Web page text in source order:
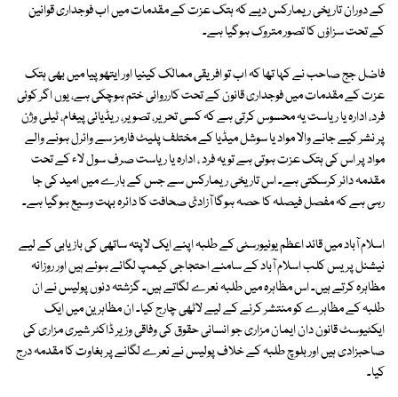
کے دوران تاریخی ریمارکس دیے کہ ہتک عزت کے مقدمات میں اب فوجداری قوانین
کے تحت سزاؤں کا تصور متروک ہوگیا ہے۔
فاضل جج صاحب نے کہا تھا کہ اب تو افریقی ممالک کینیا اور ایتھوپیا میں بھی ہتک
عزت کے مقدمات میں فوجداری قانون کے تحت کارروائی ختم ہوچکی ہے، یوں اگر کوئی
فرد، ادارہ یا ریاست یہ محسوس کرتی ہے کہ کسی تحریر، تصویر، ریڈیائی پیغام، ٹیلی وژن
پر نشر کیے جانے والا مواد یا سوشل میڈیا کے مختلف پلیٹ فارمز سے وائرل ہونے والے
مواد پر اس کی ہتک عزت ہوتی ہے تو یہ فرد ، ادارہ یا ریاست صرف سول لاء کے تحت
مقدمہ دائر کرسکتی ہے۔ اس تاریخی ریمارکس سے جس کے بارے میں امید کی جا
رہی ہے کہ مفصل فیصلہ کا حصہ ہوگا آزادئ صحافت کا دائرہ بہت وسیع ہوگیا ہے۔
اسلام آباد میں قائد اعظم یونیورسٹی کے طلبہ اپنے ایک لاپتہ ساتھی کی بازیابی کے لیے
نیشنل پریس کلب اسلام آباد کے سامنے احتجاجی کیمپ لگائے ہوئے ہیں اور روزانہ
مظاہرہ کرتے ہیں۔ اس مظاہرہ میں طلبہ نعرے لگاتے ہیں۔ گزشتہ دنوں پولیس نے ان
طلبہ کے مظاہرے کو منتشر کرنے کے لیے لاٹھی چارج کیا۔ ان مظاہرین میں ایک
ایکٹیوسٹ قانون دان ایمان مزاری جو انسانی حقوق کی وفاقی وزیر ڈاکٹر شیری مزاری کی
صاحبزادی ہیں اور بلوچ طلبہ کے خلاف پولیس نے نعرے لگانے پر بغاوت کا مقدمہ درج
کیا۔